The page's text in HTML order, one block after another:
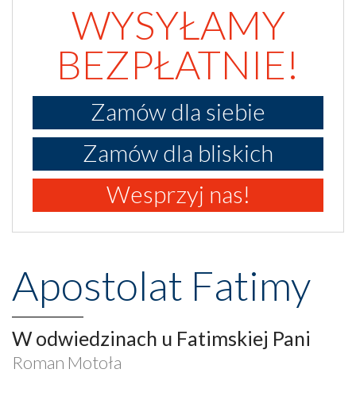
WYSYŁAMY
BEZPŁATNIE!
Zamów dla siebie
Zamów dla bliskich
Wesprzyj nas!
Apostolat Fatimy
W odwiedzinach u Fatimskiej Pani
Roman Motoła